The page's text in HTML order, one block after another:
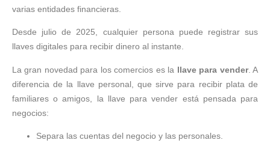
varias entidades financieras.
Desde julio de 2025, cualquier persona puede registrar sus
llaves digitales para recibir dinero al instante.
La gran novedad para los comercios es la llave para vender. A
diferencia de la llave personal, que sirve para recibir plata de
familiares o amigos, la llave para vender está pensada para
negocios:
Separa las cuentas del negocio y las personales.